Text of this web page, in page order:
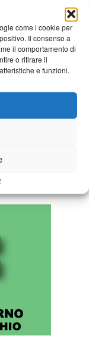
come i cookie per
Il consenso a
il comportamento di
o ritirare il
e funzioni.
Set »
S
D
1
2